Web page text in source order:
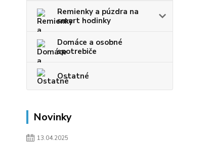
Remienky a púzdra na
smart hodinky
Domáce a osobné
spotrebiče
Ostatné
Novinky
13.04.2025